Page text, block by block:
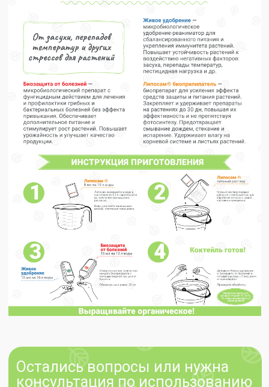
Оферта
Контакты
Доставка и
оплата
Партнерам
© 2025 ekodachnik.ru
Индивидуальный предприниматель Яковлева Тамара
Викторовна
ОГРНИП 310 502 733 000 017 ИНН 502 600 041 292